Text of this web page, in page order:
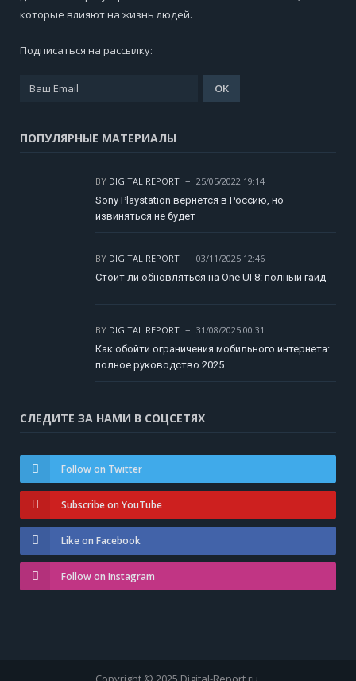
которые влияют на жизнь людей.
Подписаться на рассылку:
ПОПУЛЯРНЫЕ МАТЕРИАЛЫ
BY DIGITAL REPORT
25/05/2022 19:14
Sony Playstation вернется в Россию, но
извиняться не будет
BY DIGITAL REPORT
03/11/2025 12:46
Стоит ли обновляться на One UI 8: полный гайд
BY DIGITAL REPORT
31/08/2025 00:31
Как обойти ограничения мобильного интернета:
полное руководство 2025
СЛЕДИТЕ ЗА НАМИ В СОЦСЕТЯХ
Follow on Twitter
Subscribe on YouTube
Like on Facebook
Follow on Instagram